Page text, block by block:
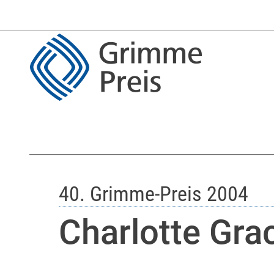
40. Grimme-Preis 2004
Charlotte